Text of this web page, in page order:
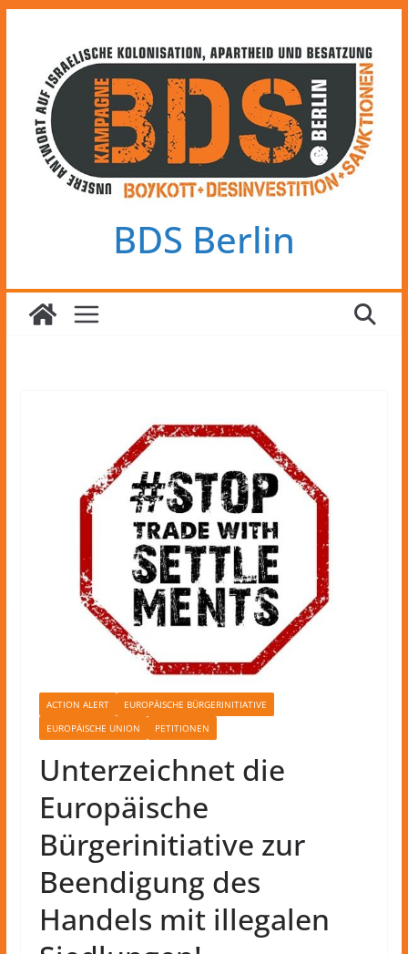
springen
BDS Berlin
ACTION ALERT
EUROPÄISCHE BÜRGERINITIATIVE
EUROPÄISCHE UNION
PETITIONEN
Unterzeichnet die
Europäische
Bürgerinitiative zur
Beendigung des
Handels mit illegalen